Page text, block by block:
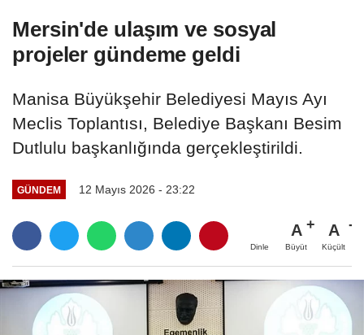
Mersin'de ulaşım ve sosyal
projeler gündeme geldi
Manisa Büyükşehir Belediyesi Mayıs Ayı
Meclis Toplantısı, Belediye Başkanı Besim
Dutlulu başkanlığında gerçekleştirildi.
GÜNDEM 12 Mayıs 2026 - 23:22
Dinle
A
Büyüt
A
Küçült